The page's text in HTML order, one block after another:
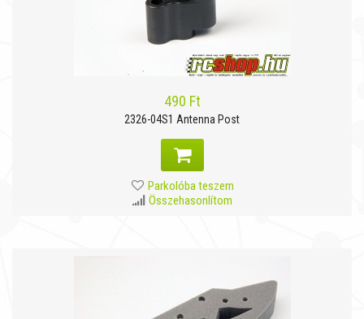
490 Ft
2326-04S1 Antenna Post
Parkolóba teszem
Összehasonlítom